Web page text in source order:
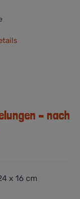
– nach
x 16 cm